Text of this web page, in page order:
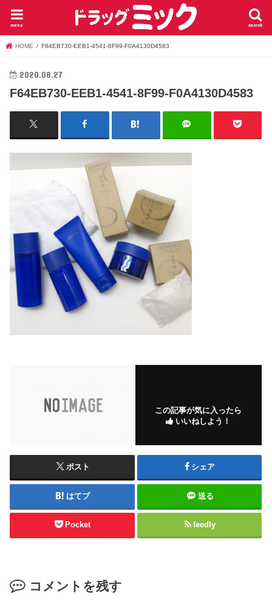
search
menu
HOME F64EB730-EEB1-4541-8F99-F0A4130D4583
2020.08.27
F64EB730-EEB1-4541-8F99-F0A4130D4583
この記事が気に入ったら
いいねしよう！
ポスト シェア
はてブ 送る
Pocket feedly
コメントを残す